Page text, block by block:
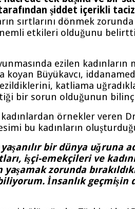
şiddet içerikli
sırtlarını dönmek
etkileri olduğunu
ezilen
koyan Büyükavcı,
katliama
bir sorun olduğunun
örnekler veren
bu kadınların
yaşanılır bir dünya uğruna
işçi-emekçileri ve
yaşamak zorunda
İnsanlık